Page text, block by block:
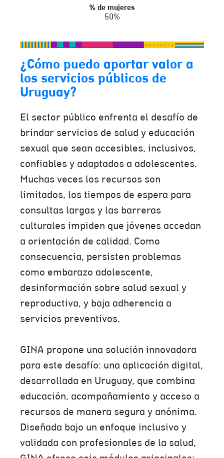
% de mujeres
50%
¿Cómo puedo aportar valor a
los servicios públicos de
Uruguay?
El sector público enfrenta el desafío de
brindar servicios de salud y educación
sexual que sean accesibles, inclusivos,
confiables y adaptados a adolescentes.
Muchas veces los recursos son
limitados, los tiempos de espera para
consultas largas y las barreras
culturales impiden que jóvenes accedan
a orientación de calidad. Como
consecuencia, persisten problemas
como embarazo adolescente,
desinformación sobre salud sexual y
reproductiva, y baja adherencia a
servicios preventivos.
GINA propone una solución innovadora
para este desafío: una aplicación digital,
desarrollada en Uruguay, que combina
educación, acompañamiento y acceso a
recursos de manera segura y anónima.
Diseñada bajo un enfoque inclusivo y
validada con profesionales de la salud,